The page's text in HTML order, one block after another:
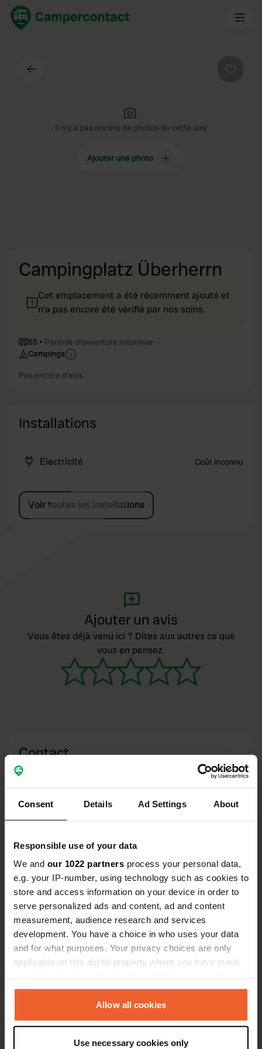
Consent Details Ad Settings About
Responsible use of your data
We and our 1022 partners process your personal data,
e.g. your IP-number, using technology such as cookies to
store and access information on your device in order to
serve personalized ads and content, ad and content
measurement, audience research and services
development. You have a choice in who uses your data
and for what purposes. Your privacy choices are only
applicable on this digital property where you have made
any time from the Cookie Declaration or by clicking on
the Privacy trigger icon.Allow all cookies
Use necessary cookies only
Il n'y a pas encore de photos de cette aire
Ajouter une photo
Campingplatz Überherrn
Cet emplacement a été récemment ajouté et
n'a pas encore été vérifié par nos soins.
55
Période d'ouverture inconnue
Campings
Pas encore d'avis
Installations
Électricité Coût inconnu
Voir toutes les installations
Ajouter un avis
Vous êtes déjà venu ici ? Dites aux autres ce que
vous en pensez.
Contact
66802, Überherrn, Allemagne
49° 14' 15" N 6° 41' 32" E
Copie
49.2374705 6.6922205
Copie
110658
Passer àPRO+
pour toutes les coordonnées PRO+
Site web